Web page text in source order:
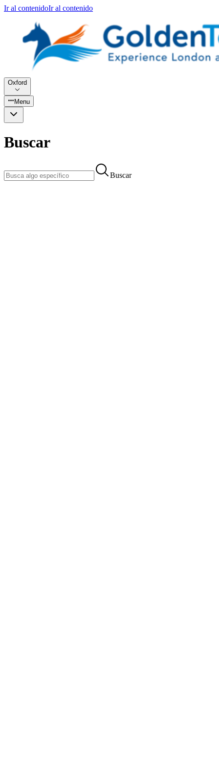
Ir al contenidoIr al contenido
Oxford
Menu
Buscar
Buscar